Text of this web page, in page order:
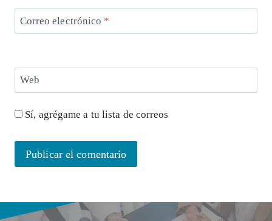
Correo electrónico *
Web
Sí, agrégame a tu lista de correos